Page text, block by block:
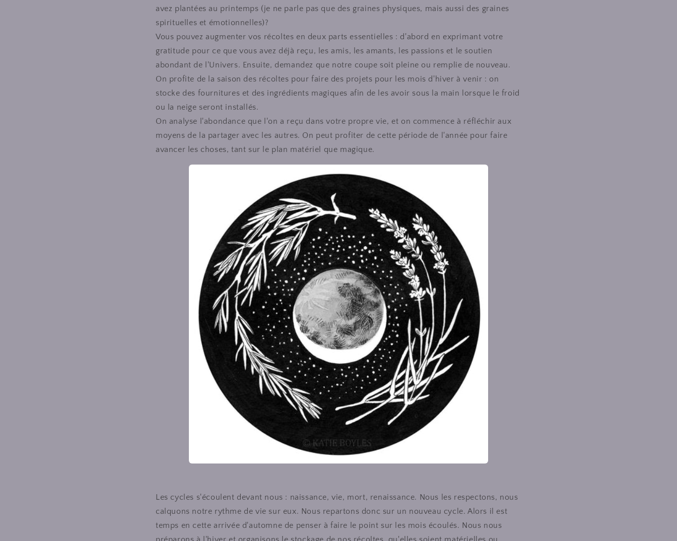
avez plantées au printemps (je ne parle pas que des graines physiques, mais aussi des graines
spirituelles et émotionnelles)?
Vous pouvez augmenter vos récoltes en deux parts essentielles : d'abord en exprimant votre
gratitude pour ce que vous avez déjà reçu, les amis, les amants, les passions et le soutien
abondant de l'Univers. Ensuite, demandez que notre coupe soit pleine ou remplie de nouveau.
On profite de la saison des récoltes pour faire des projets pour les mois d'hiver à venir : on
stocke des fournitures et des ingrédients magiques afin de les avoir sous la main lorsque le froid
ou la neige seront installés.
On analyse l'abondance que l'on a reçu dans votre propre vie, et on commence à réfléchir aux
moyens de la partager avec les autres. On peut profiter de cette période de l'année pour faire
avancer les choses, tant sur le plan matériel que magique.
Les cycles s'écoulent devant nous : naissance, vie, mort, renaissance. Nous les respectons, nous
calquons notre rythme de vie sur eux. Nous repartons donc sur un nouveau cycle. Alors il est
temps en cette arrivée d'automne de penser à faire le point sur les mois écoulés. Nous nous